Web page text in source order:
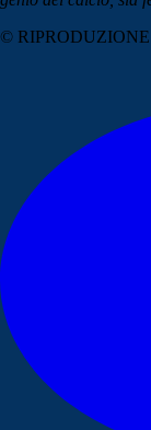
© RIPRODUZIONE